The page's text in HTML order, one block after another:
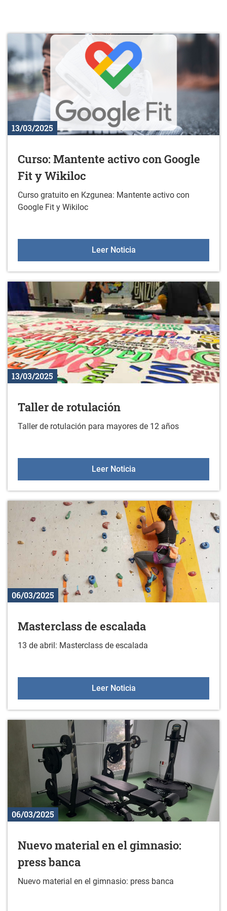
13/03/2025
Curso: Mantente activo con Google
Fit y Wikiloc
Curso gratuito en Kzgunea: Mantente activo con
Google Fit y Wikiloc
Leer NoticiaCurso: Mantente activo
13/03/2025
Taller de rotulación
Taller de rotulación para mayores de 12 años
Leer NoticiaTaller de rotulación
06/03/2025
Masterclass de escalada
13 de abril: Masterclass de escalada
Leer NoticiaMasterclass de escalada
06/03/2025
Nuevo material en el gimnasio:
press banca
Nuevo material en el gimnasio: press banca